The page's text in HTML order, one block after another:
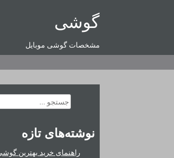
گوشی
مشخصات گوشی موبایل
جستجو
برای:
نوشته‌های تازه